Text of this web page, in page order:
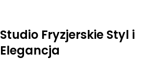
Studio Fryzjerskie Styl i
Elegancja